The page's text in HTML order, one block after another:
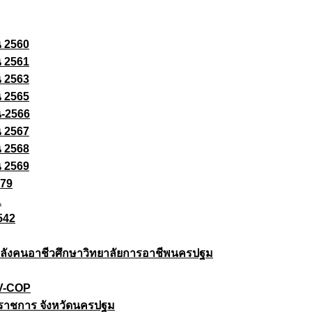
2560
2561
2563
2565
2566
2567
2568
2569
งคนอาชีวศึกษาวิทยาลัยการอาชีพนครปฐม
COP
าชการ จังหวัดนครปฐม